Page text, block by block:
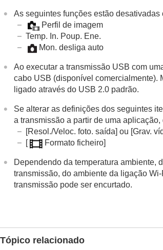
As seguintes funções estão
Perfil de imagem
Temp. In. Poup. Ene.
Mon. desliga auto
Ao executar a transmissão USB com
cabo USB (disponível comercialmente).
ligado através do USB 2.0 padrão.
Se alterar as definições dos seguintes
a transmissão a partir de uma
[Resol./Veloc. foto. saída] ou [Grav.
[
Formato ficheiro]
Dependendo da temperatura ambiente,
transmissão, do ambiente da ligação
transmissão pode ser encurtado.
Tópico relacionado